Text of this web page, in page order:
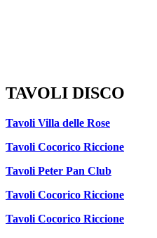
TAVOLI DISCO
Tavoli Villa delle Rose
Tavoli Cocorico Riccione
Tavoli Peter Pan Club
Tavoli Cocorico Riccione
Tavoli Cocorico Riccione